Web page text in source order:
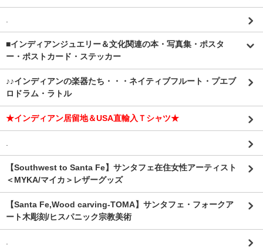
■インディアンジュエリー＆文化関連の本・写真集・ポスタ
ー・ポストカード・ステッカー
♪♪インディアンの楽器たち・・・ネイティブフルート・プエブ
ロドラム・ラトル
★インディアン居留地＆USA直輸入Ｔシャツ★
【Southwest to Santa Fe】サンタフェ在住女性アーティスト
＜MYKA/マイカ＞レザーグッズ
【Santa Fe,Wood carving-TOMA】サンタフェ・フォークア
ート木彫刻/ヒスパニック宗教美術